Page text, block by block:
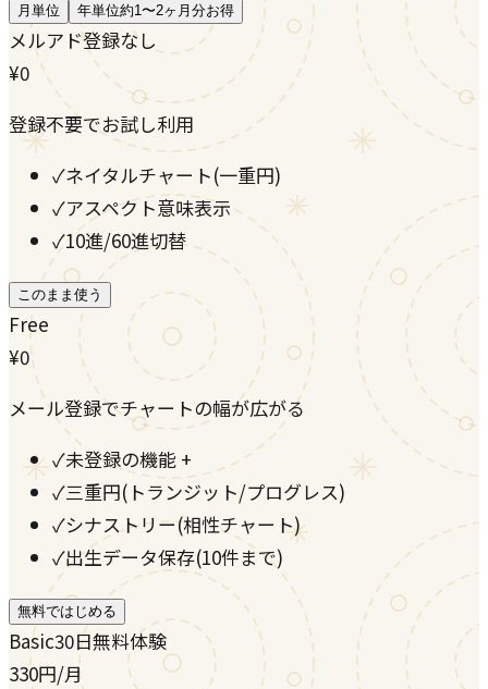
月単位 年単位約1〜2ヶ月分お得
メルアド登録なし
¥0
登録不要でお試し利用
✓ネイタルチャート(一重円)
✓アスペクト意味表示
✓10進/60進切替
このまま使う
Free
¥0
メール登録でチャートの幅が広がる
✓未登録の機能 +
✓三重円(トランジット/プログレス)
✓シナストリー(相性チャート)
✓出生データ保存(10件まで)
無料ではじめる
Basic30日無料体験
330円/月